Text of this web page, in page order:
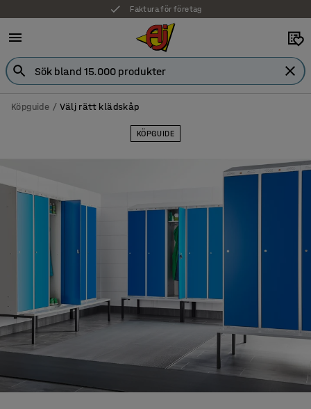
7 års garanti
Köpguide Välj rätt klädskåp
KÖPGUIDE